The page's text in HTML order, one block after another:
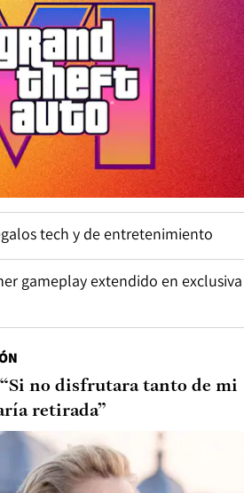
tech y de entretenimiento
gameplay extendido en exclusiva
no disfrutara tanto de mi
retirada”